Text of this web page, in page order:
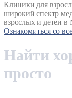
Клиники для
широкий спектр
взрослых и детей в
Ознакомиться со
Найти
просто